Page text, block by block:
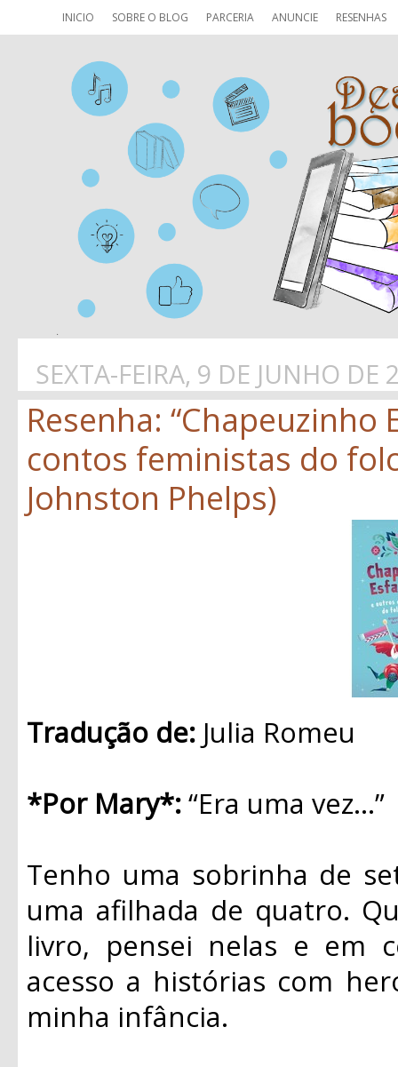
INICIO SOBRE O BLOG PARCERIA ANUNCIE RESENHAS
SEXTA-FEIRA, 9 DE JUNHO DE
Resenha:
contos feministas do
Johnston Phelps)
Tradução de: Julia Romeu
*Por Mary*:“Era uma vez...”
Tenho uma sobrinha de
uma afilhada de quatro.
livro, pensei nelas e em
acesso a histórias com
minha infância.